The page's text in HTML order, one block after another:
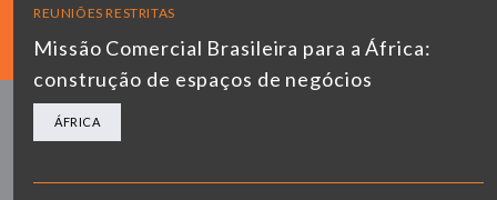
REUNIÕES RESTRITAS
Missão Comercial Brasileira para a África:
construção de espaços de negócios
ÁFRICA